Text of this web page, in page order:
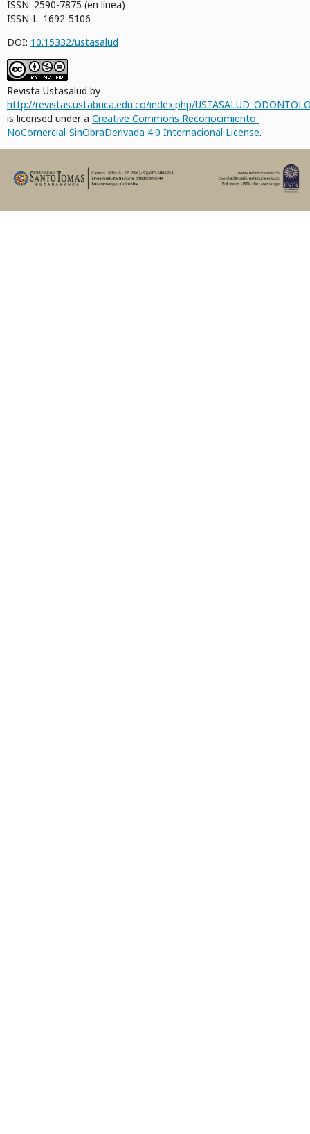
ISSN: 2590-7875 (en línea)
ISSN-L: 1692-5106
DOI: 10.15332/ustasalud
Revista Ustasalud by
http://revistas.ustabuca.edu.co/index.php/
is licensed under a Creative Commons Reconocimiento-
NoComercial-SinObraDerivada 4.0 Internacional License.